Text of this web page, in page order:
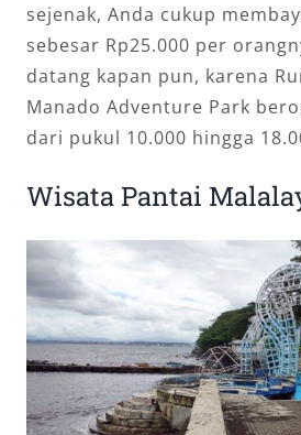
sejenak, Anda cukup
sebesar Rp25.000 per
datang kapan pun, karena
Manado Adventure Park
dari pukul 10.000 hingga
Wisata Pantai